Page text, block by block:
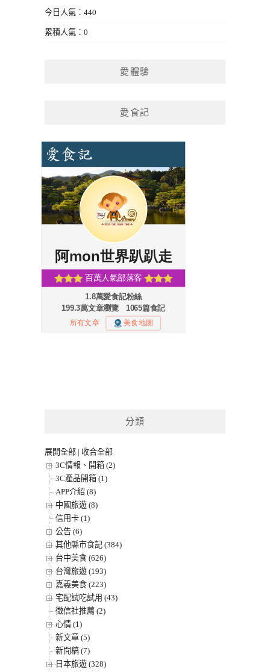
今日人氣：440
累積人氣：0
愛體驗
愛食記
分類
展開全部 | 收合全部
3C情報、開箱 (2)
3C產品開箱 (1)
APP介紹 (8)
中國旅遊 (8)
信用卡 (1)
公告 (6)
其他縣市食記 (384)
台中美食 (626)
台灣旅遊 (193)
嘉義美食 (223)
宅配試吃試用 (43)
徵信社推薦 (2)
心情 (1)
新文章 (5)
新聞稿 (7)
日本旅遊 (328)